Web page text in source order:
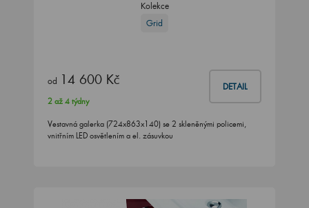
Kolekce
Grid
od 14 600 Kč DETAIL
2 až 4 týdny
Vestavná galerka (724x863x140) se 2 skleněnými policemi,
vnitřním LED osvětlením a el. zásuvkou